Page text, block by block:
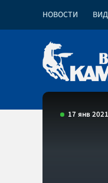
НОВОСТИ
17 янв